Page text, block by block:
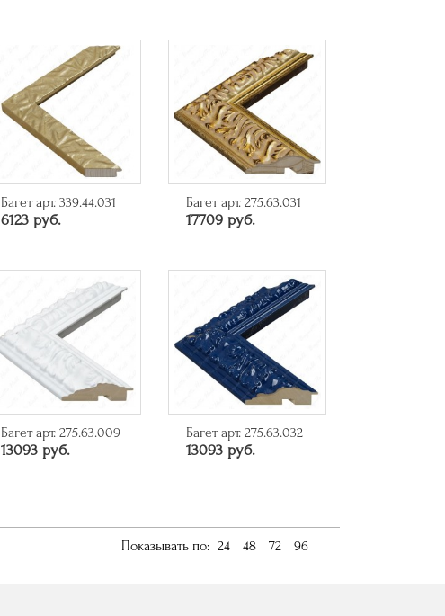
Багет арт. 339.44.031
6123 руб.
Багет арт. 275.63.031
17709 руб.
Багет арт. 275.63.009
13093 руб.
Багет арт. 275.63.032
13093 руб.
Показывать по: 24 48 72 96